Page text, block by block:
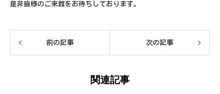
是非皆様のご来館をお待ちしております。
前の記事 次の記事
関連記事